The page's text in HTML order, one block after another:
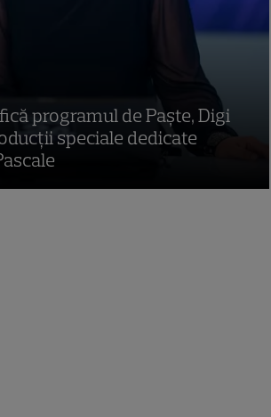
programul de Paște, Digi
speciale dedicate